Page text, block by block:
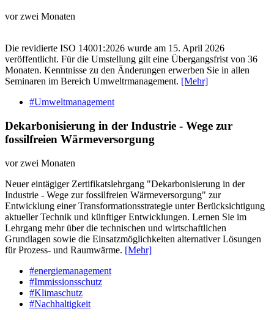
vor zwei Monaten
Die revidierte ISO 14001:2026 wurde am 15. April 2026
veröffentlicht. Für die Umstellung gilt eine Übergangsfrist von 36
Monaten. Kenntnisse zu den Änderungen erwerben Sie in allen
Seminaren im Bereich Umweltrmanagement. [Mehr]
#Umweltmanagement
Dekarbonisierung in der Industrie - Wege zur
fossilfreien Wärmeversorgung
vor zwei Monaten
Neuer eintägiger Zertifikatslehrgang "Dekarbonisierung in der
Industrie - Wege zur fossilfreien Wärmeversorgung" zur
Entwicklung einer Transformationsstrategie unter Berücksichtigung
aktueller Technik und künftiger Entwicklungen. Lernen Sie im
Lehrgang mehr über die technischen und wirtschaftlichen
Grundlagen sowie die Einsatzmöglichkeiten alternativer Lösungen
für Prozess- und Raumwärme. [Mehr]
#energiemanagement
#Immissionsschutz
#Klimaschutz
#Nachhaltigkeit